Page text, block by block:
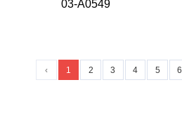
03-A0549
‹ 1 2 3 4 5 6